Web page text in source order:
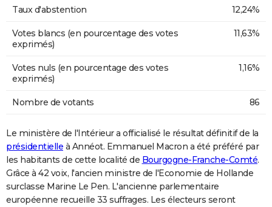
Taux d'abstention 12,24%
Votes blancs (en pourcentage des votes
exprimés)
11,63%
Votes nuls (en pourcentage des votes
exprimés)
1,16%
Nombre de votants 86
Le ministère de l'Intérieur a officialisé le résultat définitif de la
présidentielle à Annéot. Emmanuel Macron a été préféré par
les habitants de cette localité de Bourgogne-Franche-Comté.
Grâce à 42 voix, l'ancien ministre de l'Economie de Hollande
surclasse Marine Le Pen. L'ancienne parlementaire
européenne recueille 33 suffrages. Les électeurs seront